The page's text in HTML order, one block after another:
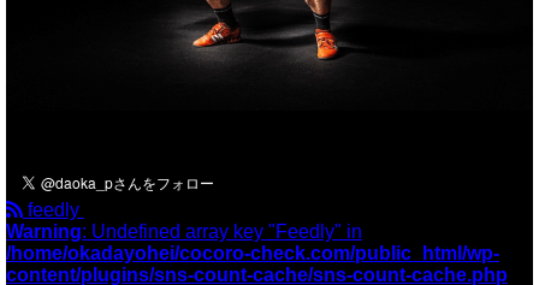
feedly
Warning: Undefined array key "Feedly" in
/home/okadayohei/cocoro-check.com/public_html/wp-
content/plugins/sns-count-cache/sns-count-cache.php